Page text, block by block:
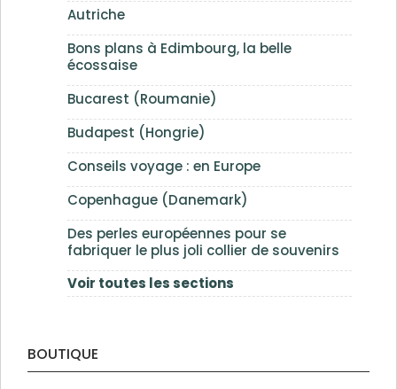
Autriche
Bons plans à Edimbourg, la belle
écossaise
Bucarest (Roumanie)
Budapest (Hongrie)
Conseils voyage : en Europe
Copenhague (Danemark)
Des perles européennes pour se
fabriquer le plus joli collier de souvenirs
Voir toutes les sections
BOUTIQUE